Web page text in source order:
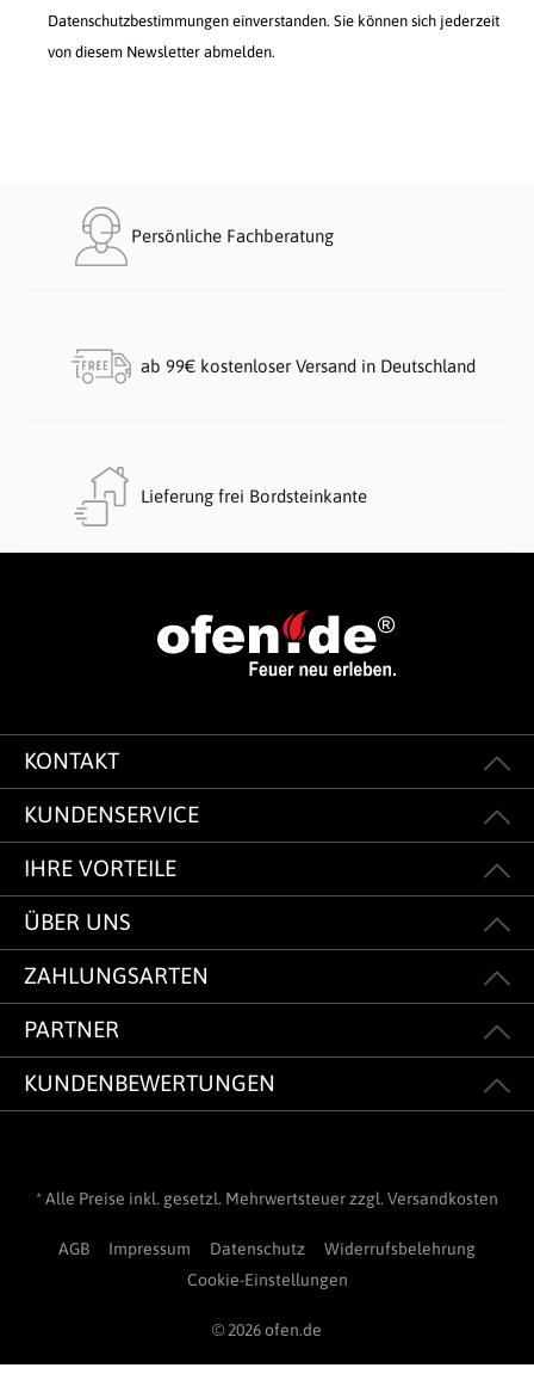
Datenschutzbestimmungen einverstanden. Sie können sich jederzeit
von diesem Newsletter abmelden.
Persönliche Fachberatung
ab 99€ kostenloser Versand in Deutschland
Lieferung frei Bordsteinkante
KONTAKT
KUNDENSERVICE
IHRE VORTEILE
ÜBER UNS
ZAHLUNGSARTEN
PARTNER
KUNDENBEWERTUNGEN
* Alle Preise inkl. gesetzl. Mehrwertsteuer zzgl. Versandkosten
AGB Impressum Datenschutz
Widerrufsbelehrung
Cookie-Einstellungen
© 2026 ofen.de